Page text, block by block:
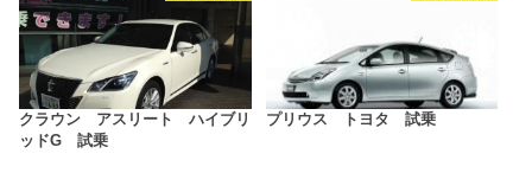
クラウン アスリート ハイブリ
ッドG 試乗
プリウス トヨタ 試乗